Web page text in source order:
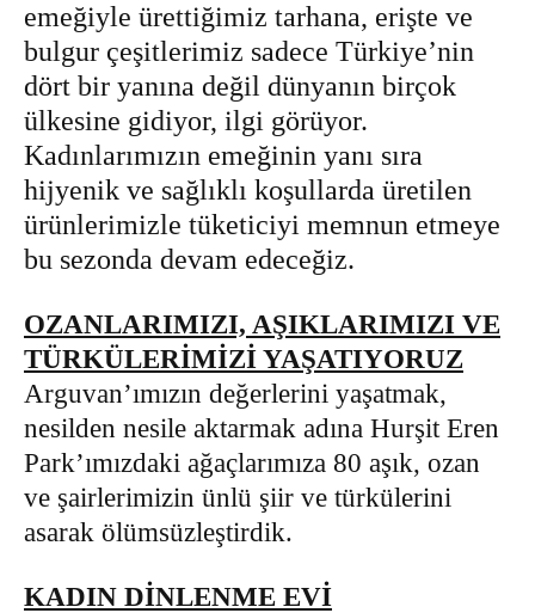
emeğiyle ürettiğimiz tarhana, erişte ve
bulgur çeşitlerimiz sadece Türkiye’nin
dört bir yanına değil dünyanın birçok
ülkesine gidiyor, ilgi görüyor.
Kadınlarımızın emeğinin yanı sıra
hijyenik ve sağlıklı koşullarda üretilen
ürünlerimizle tüketiciyi memnun etmeye
bu sezonda devam edeceğiz.
OZANLARIMIZI, AŞIKLARIMIZI VE
TÜRKÜLERİMİZİ YAŞATIYORUZ
Arguvan’ımızın değerlerini yaşatmak,
nesilden nesile aktarmak adına Hurşit Eren
Park’ımızdaki ağaçlarımıza 80 aşık, ozan
ve şairlerimizin ünlü şiir ve türkülerini
asarak ölümsüzleştirdik.
KADIN DİNLENME EVİ